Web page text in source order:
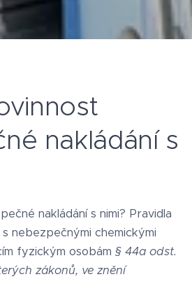
nakládání s
nakládání s nimi? Pravidla
nebezpečnými chemickými
fyzickým osobám § 44a odst.
zákonů, ve znění